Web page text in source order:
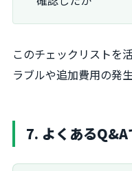
このチェックリストを
ラブルや追加費用の発
7. よくあるQ&A